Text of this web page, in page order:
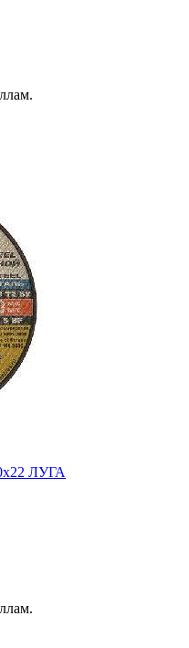
ЛУГА